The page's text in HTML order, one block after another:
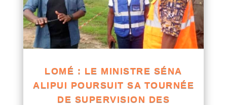
LOMÉ : LE MINISTRE SÉNA
ALIPUI POURSUIT SA TOURNÉE
DE SUPERVISION DES